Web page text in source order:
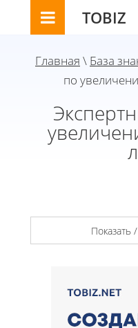
TOBIZ
Главная \ База
по
Показать